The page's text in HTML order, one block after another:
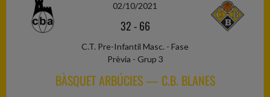
02/10/2021
32-66
C.T. Pre-Infantil Masc. - Fase
Prèvia - Grup 3
BÀSQUET ARBÚCIES — C.B. BLANES